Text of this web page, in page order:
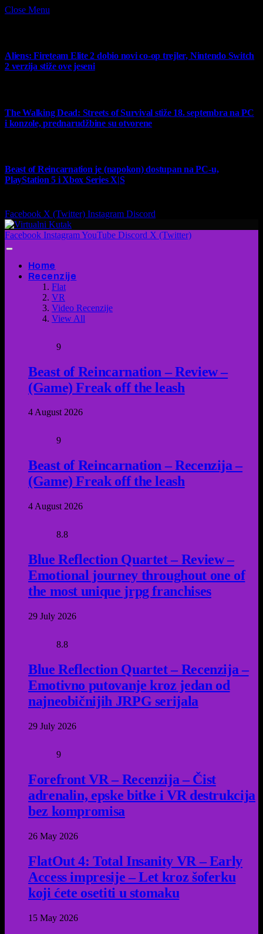
Close Menu
Aliens: Fireteam Elite 2 dobio novi co-op trejler, Nintendo Switch
2 verzija stiže ove jeseni
The Walking Dead: Streets of Survival stiže 18. septembra na PC
i konzole, prednarudžbine su otvorene
Beast of Reincarnation je (napokon) dostupan na PC-u,
PlayStation 5 i Xbox Series X|S
Facebook X (Twitter) Instagram Discord
Facebook InstagramYouTube Discord X (Twitter)
Home
Recenzije
Flat
VR
Video Recenzije
View All
9
Beast of Reincarnation – Review –
(Game) Freak off the leash
4 August 2026
9
Beast of Reincarnation – Recenzija –
(Game) Freak off the leash
4 August 2026
8.8
Blue Reflection Quartet – Review –
Emotional journey throughout one of
the most unique jrpg franchises
29 July 2026
8.8
Blue Reflection Quartet – Recenzija –
Emotivno putovanje kroz jedan od
najneobičnijih JRPG serijala
29 July 2026
9
Forefront VR – Recenzija – Čist
adrenalin, epske bitke i VR destrukcija
bez kompromisa
26 May 2026
FlatOut 4: Total Insanity VR – Early
Access impresije – Let kroz šoferku
koji ćete osetiti u stomaku
15 May 2026